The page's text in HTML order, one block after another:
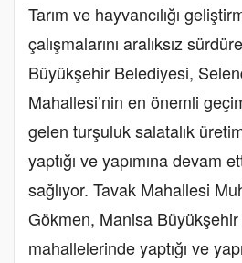
Tarım ve hayvancılığı
çalışmalarını aralıksız
Büyükşehir Belediyesi,
Mahallesi’nin en önemli
gelen turşuluk salatalık
yaptığı ve yapımına devam
sağlıyor. Tavak Mahallesi
Gökmen, Manisa Büyükşehir
mahallelerinde yaptığı ve